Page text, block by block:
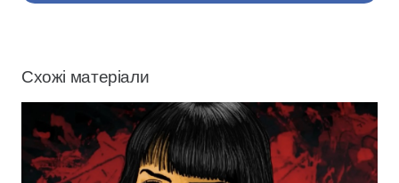
Схожі матеріали